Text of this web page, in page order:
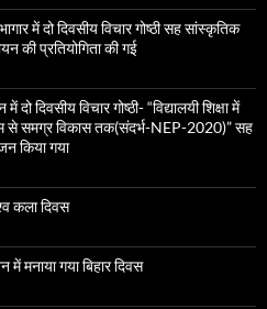
में दो दिवसीय विचार गोष्ठी सह सांस्कृतिक
की प्रतियोगिता की गई
दिवसीय विचार गोष्ठी- “विद्यालयी शिक्षा में
से समग्र विकास तक(संदर्भ-NEP-2020)” सह
किया गया
कला दिवस
मनाया गया बिहार दिवस